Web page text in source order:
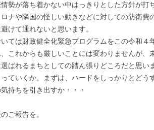
勢が落ち着かない中はっきりとした方針が打
ナや隣国の怪しい動きなどに対しての防衛費
けて通れないと思います。
ては財政健全化緊急プログラムをこの令和４
これからも厳しいことには変わりませんが、
ばれるまちとしての踏ん張りどころだと思い
ていくか。まずは、ハードをしっかりとどう
持ちを引き出すか・・・
ご報告を。